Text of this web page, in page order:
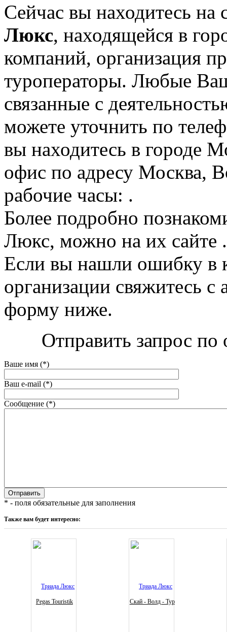
Сейчас вы находитесь на
Люкс, находящейся в
компаний, организация
туроператоры. Любые
связанные с
можете уточнить по
вы находитесь в городе
офис по адресу Москва,
рабочие часы: .
Более подробно
Люкс, можно на их сайте .
Если вы нашли ошибку в
организации свяжитесь
форму ниже.
Отправить запрос
Ваше имя (*)
Ваш e-mail (*)
Сообщение (*)
* - поля обязательные для заполнения
Также вам будет интересно:
Pegas Touristik Скай - Волд - Тур